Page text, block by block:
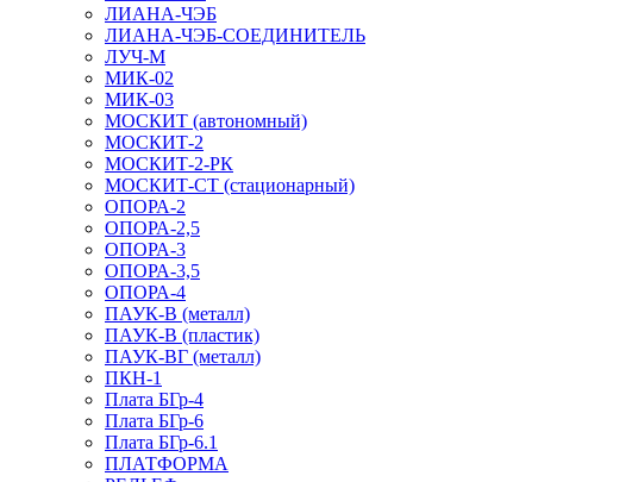
ЛИАНА-ЧЭБ
ЛИАНА-ЧЭБ-СОЕДИНИТЕЛЬ
ЛУЧ-М
МИК-02
МИК-03
МОСКИТ (автономный)
МОСКИТ-2
МОСКИТ-2-РК
МОСКИТ-СТ (стационарный)
ОПОРА-2
ОПОРА-2,5
ОПОРА-3
ОПОРА-3,5
ОПОРА-4
ПАУК-В (металл)
ПАУК-В (пластик)
ПАУК-ВГ (металл)
ПКН-1
Плата БГр-4
Плата БГр-6
Плата БГр-6.1
ПЛАТФОРМА